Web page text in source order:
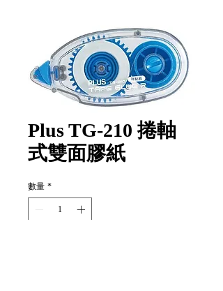
Plus TG-210 捲軸
式雙面膠紙
數量 *